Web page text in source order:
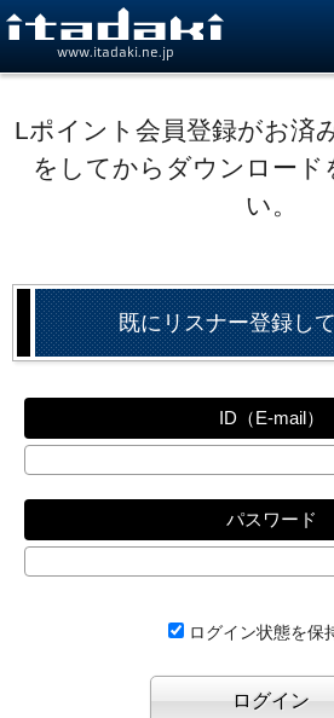
www.itadaki.ne.jp
Lポイント会員登録がお済
をしてからダウンロード
い。
既にリスナー登録し
ID（E-mail）
パスワード
ログイン状態を保